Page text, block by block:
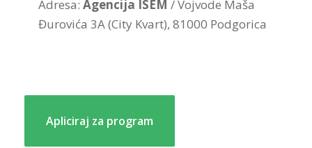
Adresa: Agencija ISEM / Vojvode Maša
Đurovića 3A (City Kvart), 81000 Podgorica
Apliciraj za program